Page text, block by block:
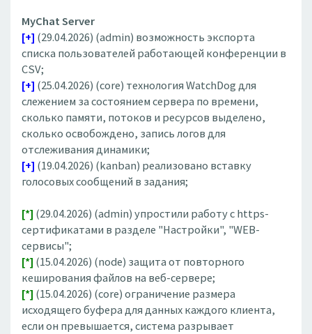
MyChat Server
[+] (29.04.2026) (admin) возможность экспорта
списка пользователей работающей конференции в
CSV;
[+] (25.04.2026) (core) технология WatchDog для
слежением за состоянием сервера по времени,
сколько памяти, потоков и ресурсов выделено,
сколько освобождено, запись логов для
отслеживания динамики;
[+] (19.04.2026) (kanban) реализовано вставку
голосовых сообщений в задания;
[*] (29.04.2026) (admin) упростили работу с https-
сертификатами в разделе "Настройки", "WEB-
сервисы";
[*] (15.04.2026) (node) защита от повторного
кеширования файлов на веб-сервере;
[*] (15.04.2026) (core) ограничение размера
исходящего буфера для данных каждого клиента,
если он превышается, система разрывает